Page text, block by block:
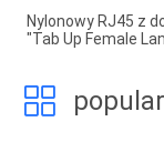
Nylonowy RJ45 z
"Tab Up Female